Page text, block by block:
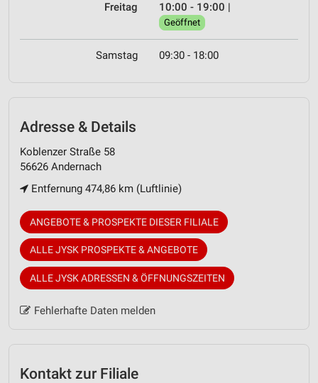
Freitag 10:00 - 19:00 |
Geöffnet
Samstag 09:30 - 18:00
Adresse & Details
Koblenzer Straße 58
56626 Andernach
Entfernung 474,86 km (Luftlinie)
ANGEBOTE & PROSPEKTE DIESER FILIALE
ALLE JYSK PROSPEKTE & ANGEBOTE
ALLE JYSK ADRESSEN & ÖFFNUNGSZEITEN
Fehlerhafte Daten melden
Kontakt zur Filiale